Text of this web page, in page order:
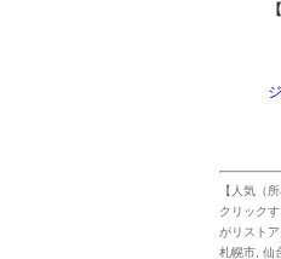
【人気（
クリック
がリスト
札幌市 仙